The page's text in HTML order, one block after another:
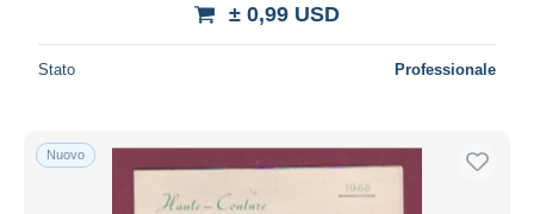
± 0,99 USD
Stato Professionale
Nuovo